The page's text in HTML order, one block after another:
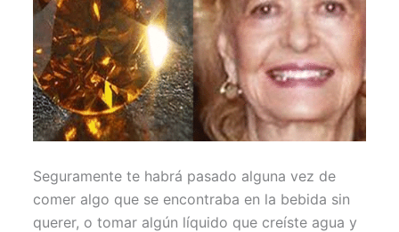
r t
Seguramente te habrá pasado alguna vez de
comer algo que se encontraba en la bebida sin
querer, o tomar algún líquido que creíste agua y